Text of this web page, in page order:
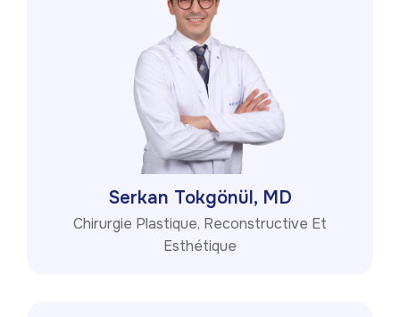
Serkan Tokgönül, MD
Chirurgie Plastique, Reconstructive Et
Esthétique